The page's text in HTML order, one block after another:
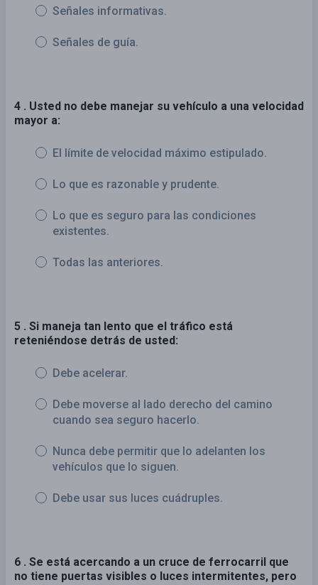
Señales informativas.
Señales de guía.
4 . Usted no debe manejar su vehículo a una velocidad
mayor a:
El límite de velocidad máximo estipulado.
Lo que es razonable y prudente.
Lo que es seguro para las condiciones
existentes.
Todas las anteriores.
5 . Si maneja tan lento que el tráfico está
reteniéndose detrás de usted:
Debe acelerar.
Debe moverse al lado derecho del camino
cuando sea seguro hacerlo.
Nunca debe permitir que lo adelanten los
vehículos que lo siguen.
Debe usar sus luces cuádruples.
6 . Se está acercando a un cruce de ferrocarril que
no tiene puertas visibles o luces intermitentes, pero